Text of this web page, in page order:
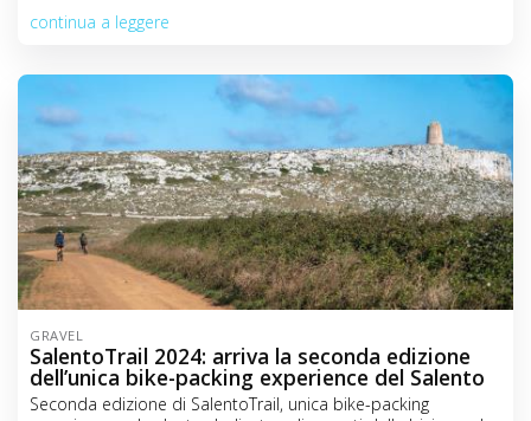
continua a leggere
GRAVEL
SalentoTrail 2024: arriva la seconda edizione
dell’unica bike-packing experience del Salento
Seconda edizione di SalentoTrail, unica bike-packing